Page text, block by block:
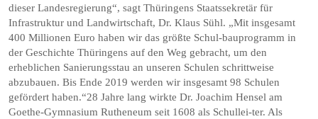
dieser Landesregierung“, sagt Thüringens Staatssekretär für
Infrastruktur und Landwirtschaft, Dr. Klaus Sühl. „Mit insgesamt
400 Millionen Euro haben wir das größte Schul-bauprogramm in
der Geschichte Thüringens auf den Weg gebracht, um den
erheblichen Sanierungsstau an unseren Schulen schrittweise
abzubauen. Bis Ende 2019 werden wir insgesamt 98 Schulen
gefördert haben.“28 Jahre lang wirkte Dr. Joachim Hensel am
Goethe-Gymnasium Rutheneum seit 1608 als Schullei-ter. Als